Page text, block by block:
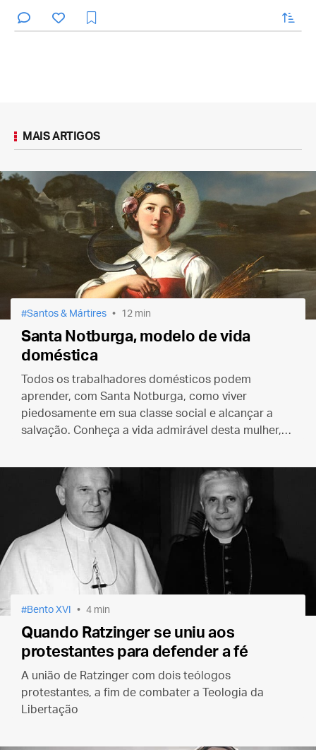
enviar
MAIS ARTIGOS
Santos & Mártires 12 min
Santa Notburga, modelo de vida
doméstica
Todos os trabalhadores domésticos podem
aprender, com Santa Notburga, como viver
piedosamente em sua classe social e alcançar a
salvação. Conheça a vida admirável desta mulher,
Bento XVI 4 min
Quando Ratzinger se uniu aos
protestantes para defender a fé
A união de Ratzinger com dois teólogos
protestantes, a fim de combater a Teologia da
Libertação